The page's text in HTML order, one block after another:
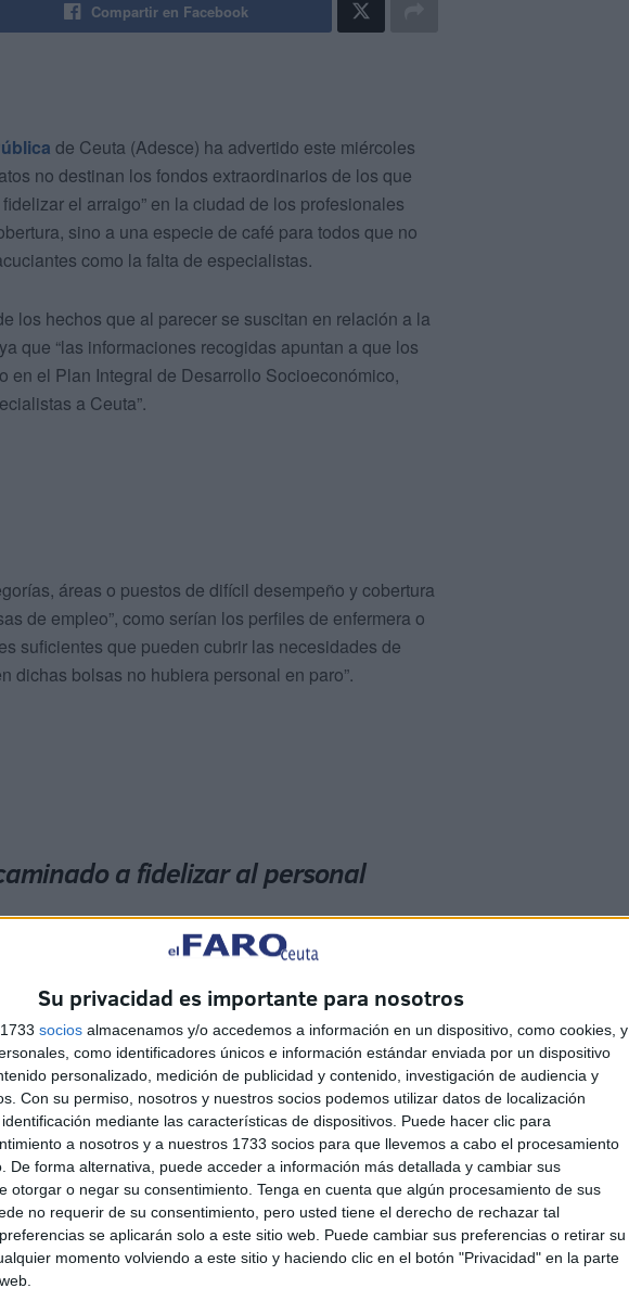
Su privacidad es importante para nosotros
socios almacenamos y/o accedemos a información en un dispositivo, como cookies, y
como identificadores únicos e información estándar enviada por un dispositivo
personalizado, medición de publicidad y contenido, investigación de audiencia y
Con su permiso, nosotros y nuestros socios podemos utilizar datos de localización
mediante las características de dispositivos. Puede hacer clic para
a nosotros y a nuestros 1733 socios para que llevemos a cabo el procesamiento
De forma alternativa, puede acceder a información más detallada y cambiar sus
otorgar o negar su consentimiento. Tenga en cuenta que algún procesamiento de sus
no requerir de su consentimiento, pero usted tiene el derecho de rechazar tal
se aplicarán solo a este sitio web. Puede cambiar sus preferencias o retirar su
momento volviendo a este sitio y haciendo clic en el botón "Privacidad" en la parte
Compartir en Facebook
de Ceuta (Adesce) ha advertido este miércoles
no destinan los fondos extraordinarios de los que
el arraigo” en la ciudad de los profesionales
sino a una especie de café para todos que no
como la falta de especialistas.
los hechos que al parecer se suscitan en relación a la
que “las informaciones recogidas apuntan a que los
en el Plan Integral de Desarrollo Socioeconómico,
a Ceuta”.
áreas o puestos de difícil desempeño y cobertura
de empleo”, como serían los perfiles de enfermera o
suficientes que pueden cubrir las necesidades de
dichas bolsas no hubiera personal en paro”.
a fidelizar al personal
de difícil desempeño y cobertura médica en
al personal sanitario existente y captar a nuevos
adicional en el proyecto de real decreto por el
Ingesa.
complemento retributivo con el que “incentivar y